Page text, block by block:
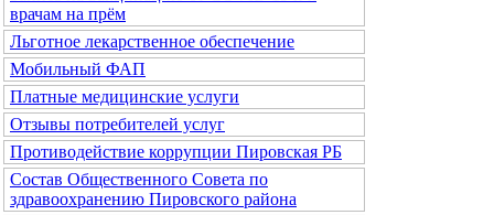
врачам на прём
Льготное лекарственное обеспечение
Мобильный ФАП
Платные медицинские услуги
Отзывы потребителей услуг
Противодействие коррупции Пировская РБ
Состав Общественного Совета по
здравоохранению Пировского района